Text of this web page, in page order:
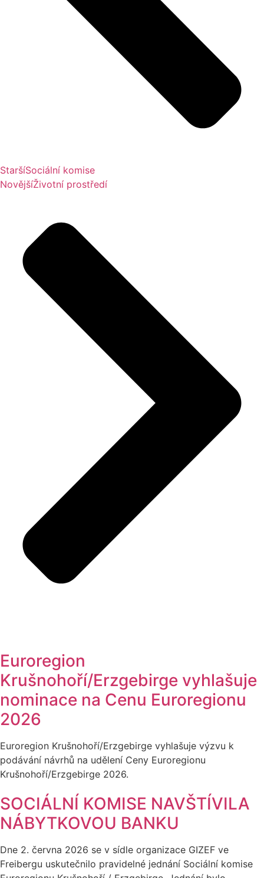
StaršíSociální komise
NovějšíŽivotní prostředí
Euroregion
Krušnohoří/Erzgebirge vyhlašuje
nominace na Cenu Euroregionu
2026
Euroregion Krušnohoří/Erzgebirge vyhlašuje výzvu k
podávání návrhů na udělení Ceny Euroregionu
Krušnohoří/Erzgebirge 2026.
SOCIÁLNÍ KOMISE NAVŠTÍVILA
NÁBYTKOVOU BANKU
Dne 2. června 2026 se v sídle organizace GIZEF ve
Freibergu uskutečnilo pravidelné jednání Sociální komise